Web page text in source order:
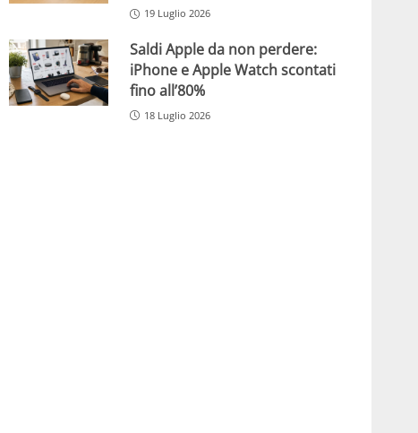
19 Luglio 2026
Saldi Apple da non perdere:
iPhone e Apple Watch scontati
fino all’80%
18 Luglio 2026